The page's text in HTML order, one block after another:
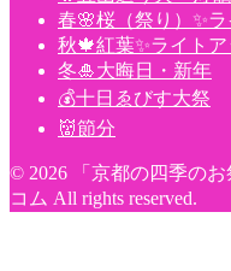
春🌸桜（祭り）✨
秋🍁紅葉✨ライト
冬🎍大晦日・新年
💰十日ゑびす大祭
👹節分
© 2026 「京都の四季の
コム All rights reserved.